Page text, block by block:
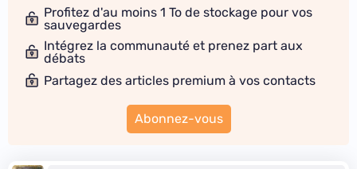
Profitez d'au moins 1 To de stockage pour vos
sauvegardes
Intégrez la communauté et prenez part aux
débats
Partagez des articles premium à vos contacts
Abonnez-vous